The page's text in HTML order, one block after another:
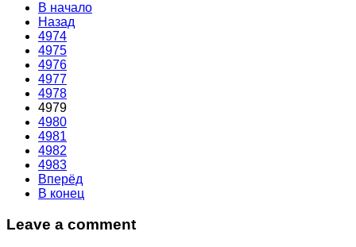
В начало
Назад
4974
4975
4976
4977
4978
4979
4980
4981
4982
4983
Вперёд
В конец
Leave a comment